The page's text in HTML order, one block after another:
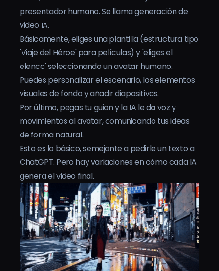
presentador humano. Se llama generación de
video IA.
Básicamente, eliges una plantilla (estructura tipo
'Viaje del Héroe' para películas) y 'eliges el
elenco' seleccionando un avatar humano.
Puedes personalizar el escenario, los elementos
visuales de fondo y añadir diapositivas.
Por último, pegas tu guion y la IA le da voz y
movimientos al avatar, comunicando tus ideas
de forma natural.
Esto es lo básico, semejante a pedirle un texto a
ChatGPT. Pero hay variaciones en cómo cada IA
genera el video final.